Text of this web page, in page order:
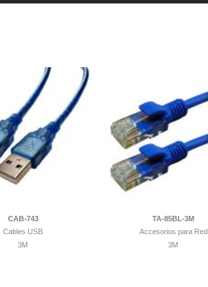
CAB-743
Cables USB
3M
TA-85BL-3M
Accesorios para Red
3M